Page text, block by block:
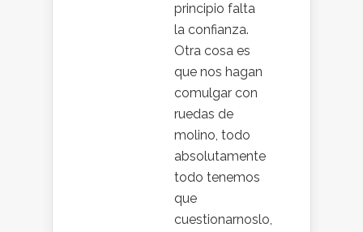
principio falta
la confianza.
Otra cosa es
que nos hagan
comulgar con
ruedas de
molino, todo
absolutamente
todo tenemos
que
cuestionarnoslo,